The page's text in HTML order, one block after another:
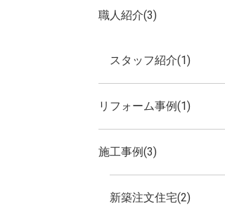
職人紹介(3)
スタッフ紹介(1)
リフォーム事例(1)
施工事例(3)
新築注文住宅(2)